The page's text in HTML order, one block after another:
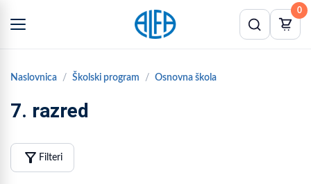
0
Naslovnica Školski program Osnovna škola
7. razred
filter_alt Filteri